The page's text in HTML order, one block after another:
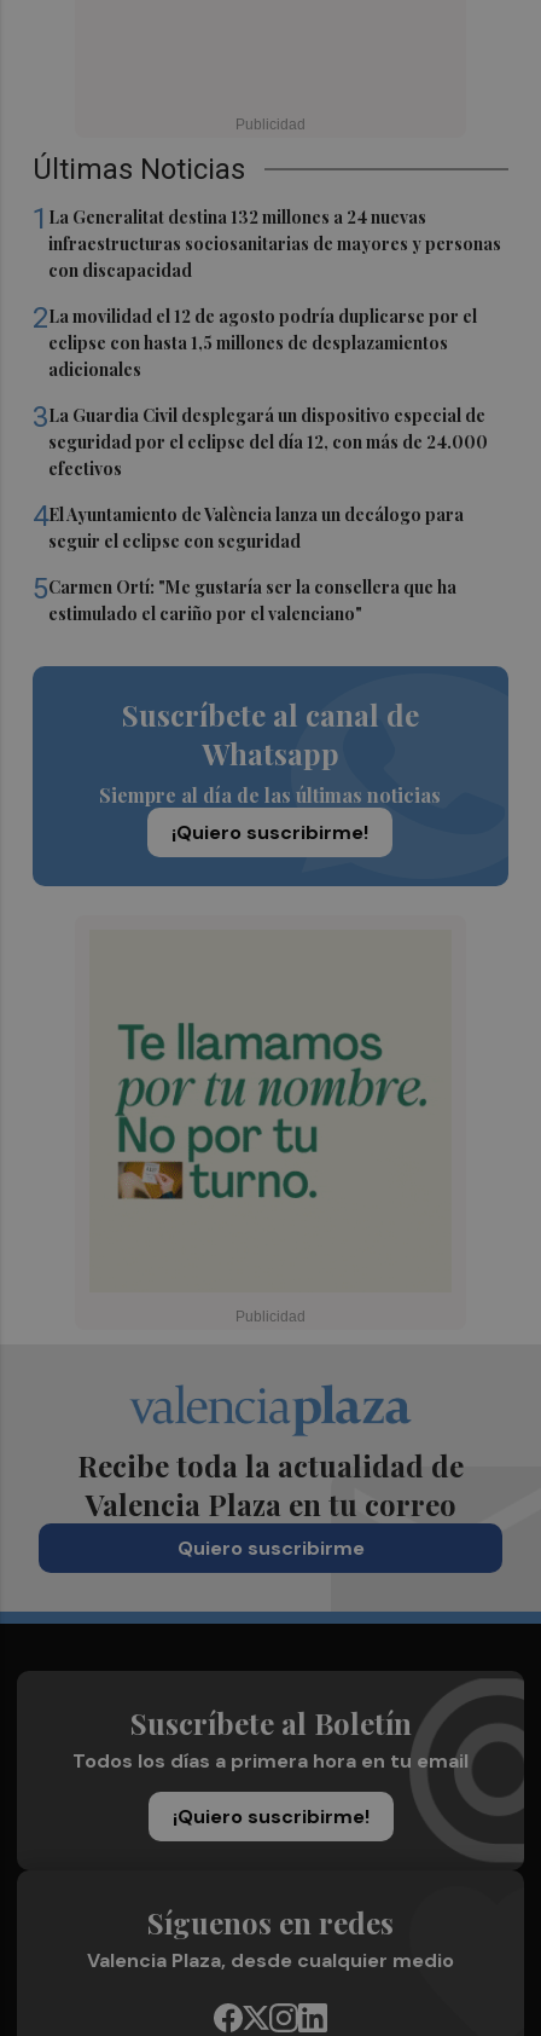
Últimas Noticias
1 La Generalitat destina 132 millones a 24 nuevas
infraestructuras sociosanitarias de mayores y personas
con discapacidad
2La movilidad el 12 de agosto podría duplicarse por el
eclipse con hasta 1,5 millones de desplazamientos
adicionales
3La Guardia Civil desplegará un dispositivo especial de
seguridad por el eclipse del día 12, con más de 24.000
efectivos
4El Ayuntamiento de València lanza un decálogo para
seguir el eclipse con seguridad
5Carmen Ortí: "Me gustaría ser la consellera que ha
estimulado el cariño por el valenciano"
Suscríbete al canal de
Whatsapp
Siempre al día de las últimas noticias
¡Quiero suscribirme!
Recibe toda la actualidad de
Valencia Plaza en tu correo
Quiero suscribirme
Suscríbete al Boletín
Todos los días a primera hora en tu email
¡Quiero suscribirme!
Síguenos en redes
Valencia Plaza, desde cualquier medio